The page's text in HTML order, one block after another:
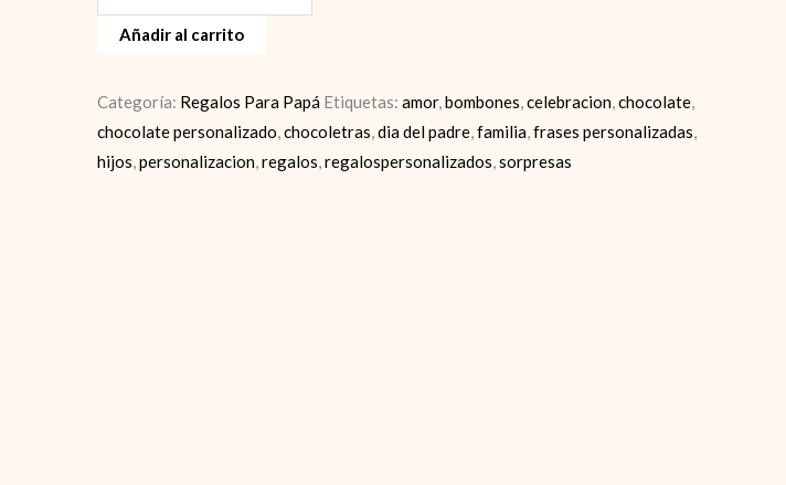
para
padre
Añadir al carrito
Categoría: Regalos Para Papá Etiquetas: amor,bombones,celebracion,chocolate,
chocolate personalizado,chocoletras,dia del padre,familia,frases personalizadas,
hijos,personalizacion,regalos,regalospersonalizados,sorpresas